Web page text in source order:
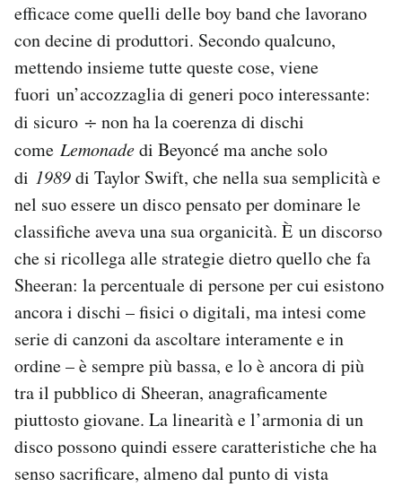
efficace come quelli delle boy band che lavorano
con decine di produttori. Secondo qualcuno,
mettendo insieme tutte queste cose, viene
fuori un’accozzaglia di generi poco interessante:
di sicuro ÷ non ha la coerenza di dischi
come Lemonadedi Beyoncé ma anche solo
di 1989di Taylor Swift, che nella sua semplicità e
nel suo essere un disco pensato per dominare le
classifiche aveva una sua organicità. È un discorso
che si ricollega alle strategie dietro quello che fa
Sheeran: la percentuale di persone per cui esistono
ancora i dischi – fisici o digitali, ma intesi come
serie di canzoni da ascoltare interamente e in
ordine – è sempre più bassa, e lo è ancora di più
tra il pubblico di Sheeran, anagraficamente
piuttosto giovane. La linearità e l’armonia di un
disco possono quindi essere caratteristiche che ha
senso sacrificare, almeno dal punto di vista